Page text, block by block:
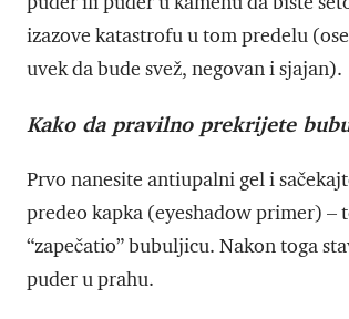
izazove katastrofu u tom predelu
uvek da bude svež, negovan i sjajan).
Kako da pravilno prekrijete
Prvo nanesite antiupalni gel i
predeo kapka (eyeshadow primer)
“zapečatio” bubuljicu. Nakon toga
puder u prahu.